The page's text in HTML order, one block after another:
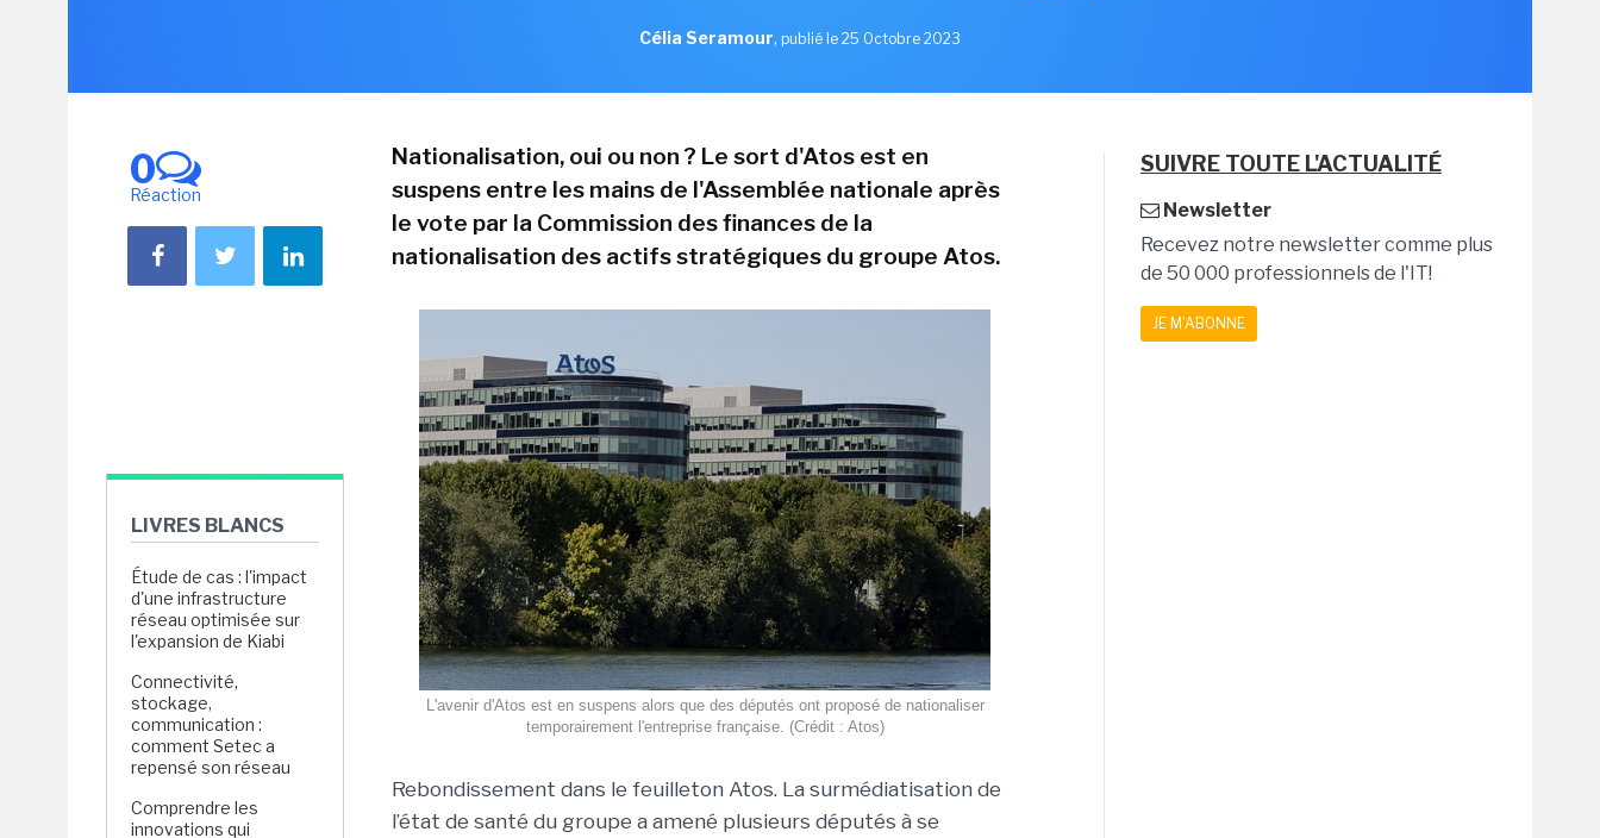
Célia Seramour, publié le 25 Octobre 2023
0
Réaction
LIVRES BLANCS
Étude de cas : l'impact
d'une infrastructure
réseau optimisée sur
l'expansion de Kiabi
Connectivité,
stockage,
communication :
comment Setec a
repensé son réseau
Comprendre les
innovations qui
Nationalisation, oui ou non ? Le sort d'Atos est en
suspens entre les mains de l'Assemblée nationale après
le vote par la Commission des finances de la
nationalisation des actifs stratégiques du groupe Atos.
L'avenir d'Atos est en suspens alors que des députés ont proposé de nationaliser
temporairement l'entreprise française. (Crédit : Atos)
Rebondissement dans le feuilleton Atos. La surmédiatisation de
l’état de santé du groupe a amené plusieurs députés à se
SUIVRE TOUTE L'ACTUALITÉ
Newsletter
Recevez notre newsletter comme plus
de 50 000 professionnels de l'IT!
JE M'ABONNE